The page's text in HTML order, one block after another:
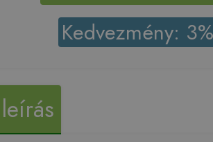
Kedvezmény: